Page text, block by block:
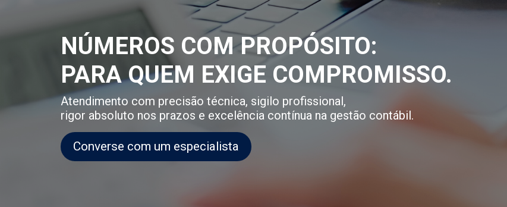
NÚMEROS COM PROPÓSITO:
PARA QUEM EXIGE COMPROMISSO.
Atendimento com precisão técnica, sigilo profissional,
rigor absoluto nos prazos e excelência contínua na gestão contábil.
Converse com um especialista